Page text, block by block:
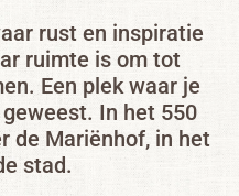
rust en inspiratie
ruimte is om tot
Een plek waar je
In het 550
de Mariënhof, in het
stad.